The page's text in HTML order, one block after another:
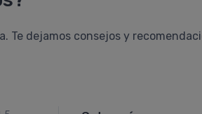
Te dejamos consejos y